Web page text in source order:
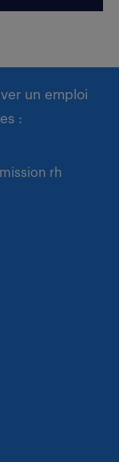
un emploi
:
rh